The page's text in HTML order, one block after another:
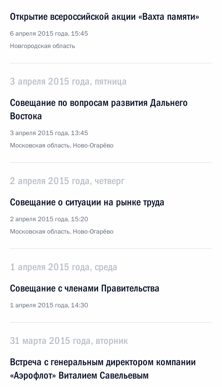
Открытие всероссийской акции «Вахта памяти»
6 апреля 2015 года, 15:45
Новгородская область
3 апреля 2015 года, пятница
Совещание по вопросам развития Дальнего
Востока
3 апреля 2015 года, 13:45
Московская область, Ново-Огарёво
2 апреля 2015 года, четверг
Совещание о ситуации на рынке труда
2 апреля 2015 года, 15:20
Московская область, Ново-Огарёво
1 апреля 2015 года, среда
Совещание с членами Правительства
1 апреля 2015 года, 14:30
31 марта 2015 года, вторник
Встреча с генеральным директором компании
«Аэрофлот» Виталием Савельевым